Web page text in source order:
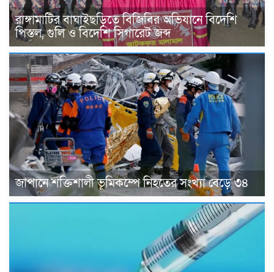
রাঙ্গামাটির বাঘাইছড়িতে বিজিবির অভিযানে বিদেশি
পিস্তল, গুলি ও বিদেশি সিগারেট জব্দ
জাপানে শক্তিশালী ভূমিকম্পে নিহতের সংখ্যা বেড়ে ৩৪